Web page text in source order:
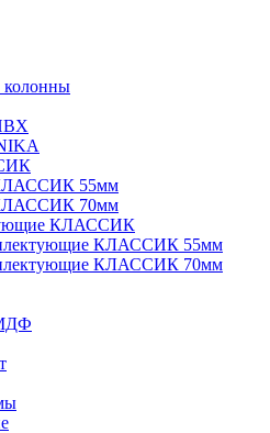
колонны
55мм
70мм
КЛАССИК
КЛАССИК 55мм
КЛАССИК 70мм